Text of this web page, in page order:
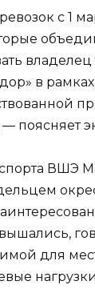
с 1
владелец
в
поясняет
ВШЭ
для